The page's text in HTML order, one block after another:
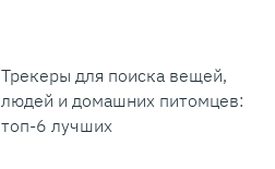
Трекеры для поиска вещей,
людей и домашних питомцев:
топ-6 лучших